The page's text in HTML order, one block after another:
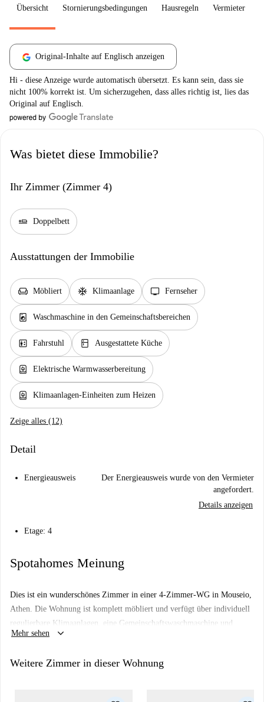
Übersicht Stornierungsbedingungen Hausregeln Vermieter
Original-Inhalte auf Englisch anzeigen
Hi - diese Anzeige wurde automatisch übersetzt. Es kann sein, dass sie
nicht 100% korrekt ist. Um sicherzugehen, dass alles richtig ist, lies das
Original auf Englisch.
Was bietet diese Immobilie?
Ihr Zimmer (Zimmer 4)
airline_seat_flat Doppelbett
Ausstattungen der Immobilie
chair Möbliert ac_unit Klimaanlage tv Fernseher
local_laundry_service Waschmaschine in den Gemeinschaftsbereichen
elevator Fahrstuhl kitchen Ausgestattete Küche
water_heater Elektrische Warmwasserbereitung
water_heater Klimaanlagen-Einheiten zum Heizen
Zeige alles (12)
Detail
Energieausweis
Der Energieausweis wurde von den Vermieter
angefordert.
Details anzeigen
Etage: 4
Spotahomes Meinung
Dies ist ein wunderschönes Zimmer in einer 4-Zimmer-WG in Mouseio,
Athen. Die Wohnung ist komplett möbliert und verfügt über individuell
regulierbare Klimaanlagen, eine Gemeinschaftswaschmaschine und
moderne Annehmlichkeiten wie eine voll ausgestattete Küche mit
erreichbar. WLAN sowie Strom, Wasser und Gas sind in der Miete
Mehr sehen keyboard_arrow_down
Weitere Zimmer in dieser Wohnung